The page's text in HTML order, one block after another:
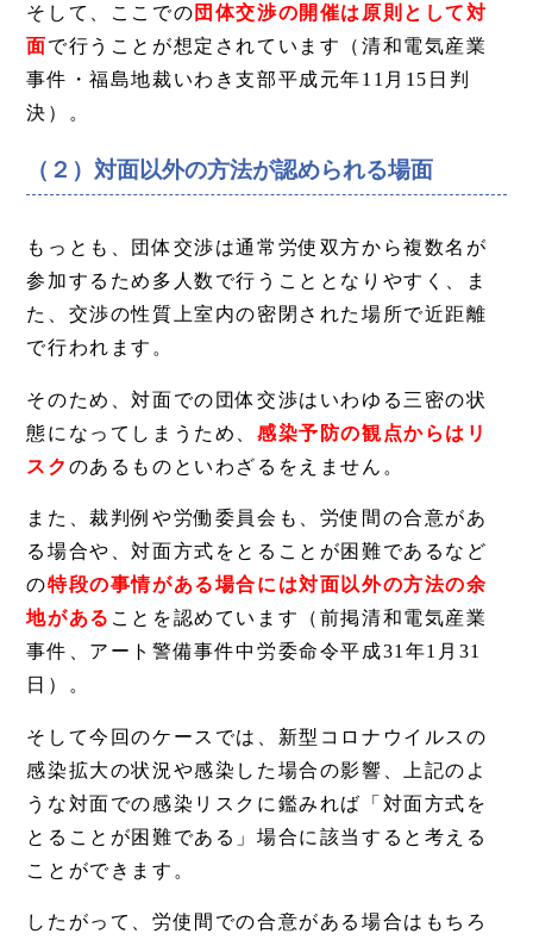
そして、ここでの 団体交渉の開催は原則として対
面で行うことが想定されています（清和電気産業
事件・福島地裁いわき支部平成元年11月15日判
決）。
（２）対面以外の方法が認められる場面
もっとも、団体交渉は通常労使双方から複数名が
参加するため多人数で行うこととなりやすく、ま
た、交渉の性質上室内の密閉された場所で近距離
で行われます。
そのため、対面での団体交渉はいわゆる三密の状
態になってしまうため、感染予防の観点からはリ
スク のあるものといわざるをえません。
また、裁判例や労働委員会も、労使間の合意があ
る場合や、対面方式をとることが困難であるなど
の特段の事情がある場合には対面以外の方法の余
地がある ことを認めています（前掲清和電気産業
事件、アート警備事件中労委命令平成31年1月31
日）。
そして今回のケースでは、新型コロナウイルスの
感染拡大の状況や感染した場合の影響、上記のよ
うな対面での感染リスクに鑑みれば「対面方式を
とることが困難である」場合に該当すると考える
ことができます。
したがって、労使間での合意がある場合はもちろ